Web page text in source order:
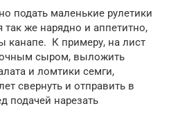
подать маленькие рулетики
же нарядно и аппетитно,
канапе. К примеру, на лист
сыром, выложить
и ломтики семги,
свернуть и отправить в
подачей нарезать